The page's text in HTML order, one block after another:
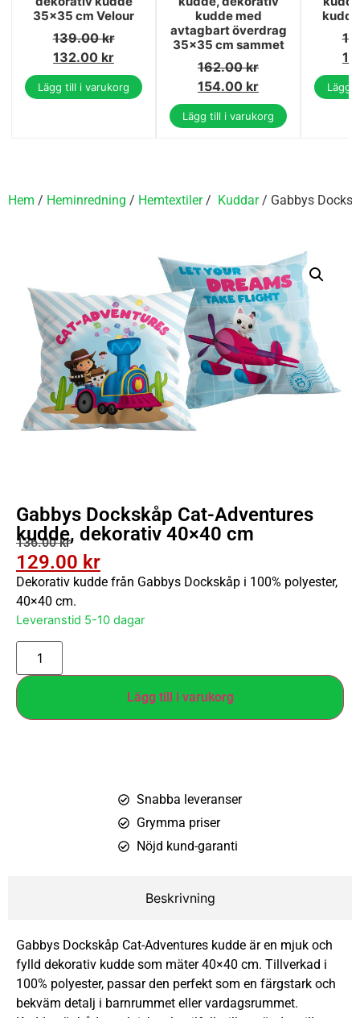
35x35 cm Velour
139.00kr
132.00 kr
Lägg till i varukorg
kudde med
avtagbart överdrag
35x35 cm sammet
162.00kr
154.00 kr
Lägg till i varukorg
Lägg
Hem / Heminredning / Hemtextiler/ Kuddar/ Gabbys
Gabbys Dockskåp Cat-Adventures
kudde, dekorativ 40×40 cm
136.00kr
129.00 kr
Dekorativ kudde från Gabbys Dockskåp i 100% polyester,
40×40 cm.
Leveranstid 5-10 dagar
Lägg till i varukorg
Snabba leveranser
Grymma priser
Nöjd kund-garanti
Beskrivning
Gabbys Dockskåp Cat-Adventures kudde är en mjuk och
fylld dekorativ kudde som mäter 40×40 cm. Tillverkad i
100% polyester, passar den perfekt som en färgstark och
bekväm detalj i barnrummet eller vardagsrummet.